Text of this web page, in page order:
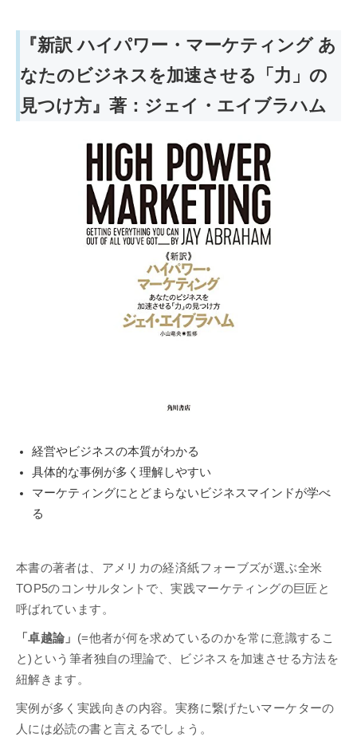
『新訳 ハイパワー・マーケティング あ
なたのビジネスを加速させる「力」の
見つけ方』著：ジェイ・エイブラハム
経営やビジネスの本質がわかる
具体的な事例が多く理解しやすい
マーケティングにとどまらないビジネスマインドが学べ
る
本書の著者は、アメリカの経済紙フォーブズが選ぶ全米
TOP5のコンサルタントで、実践マーケティングの巨匠と
呼ばれています。
「卓越論」 (=他者が何を求めているのかを常に意識するこ
と)という筆者独自の理論で、ビジネスを加速させる方法を
紐解きます。
実例が多く実践向きの内容。実務に繋げたいマーケターの
人には必読の書と言えるでしょう。